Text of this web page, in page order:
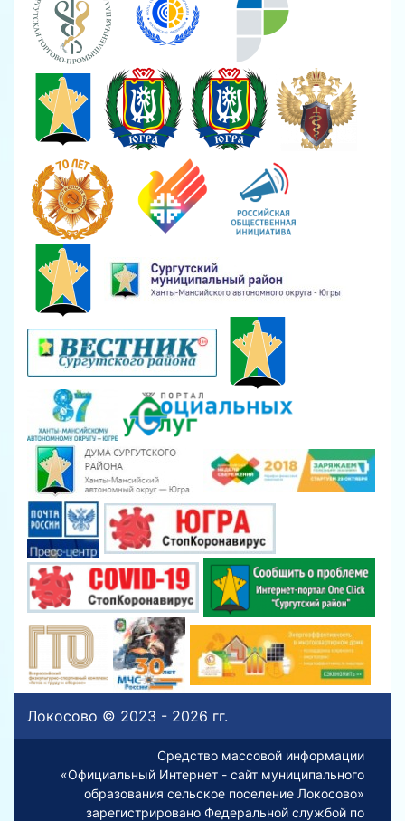
Локосово © 2023 - 2026 гг.
Средство массовой информации
«Официальный Интернет - сайт муниципального
образования сельское поселение Локосово»
зарегистрировано Федеральной службой по